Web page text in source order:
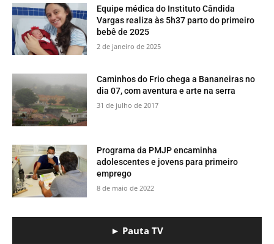
Equipe médica do Instituto Cândida
Vargas realiza às 5h37 parto do primeiro
bebê de 2025
2 de janeiro de 2025
​Caminhos do Frio chega a Bananeiras no
dia 07, com aventura e arte na serra
31 de julho de 2017
​Programa da PMJP encaminha
adolescentes e jovens para primeiro
emprego
8 de maio de 2022
► Pauta TV